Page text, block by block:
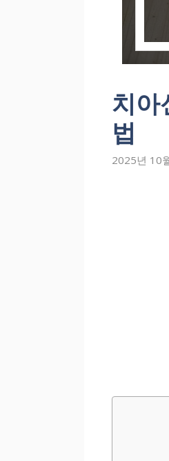
치아
법
2025년 10